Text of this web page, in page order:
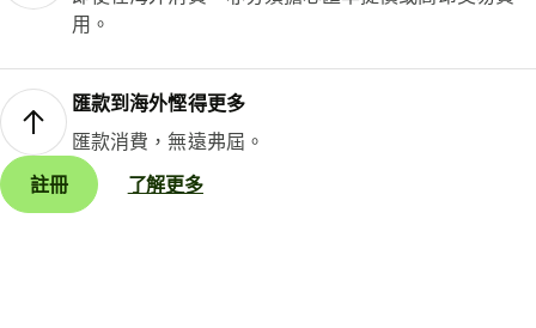
用。
匯款到海外慳得更多
匯款消費，無遠弗屆。
註冊
了解更多